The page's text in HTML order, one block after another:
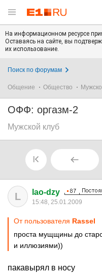
На информационном ресурсе
Оставаясь на сайте, вы
их использование.
Поиск по форумам
Общение Общество
ОФФ: оргазм-2
Мужской клуб
L lao-dzy
15:48, 25.01.2009
От пользователя Rassel
проста мущщины до
и иллюзиями))
пакавырял в носу